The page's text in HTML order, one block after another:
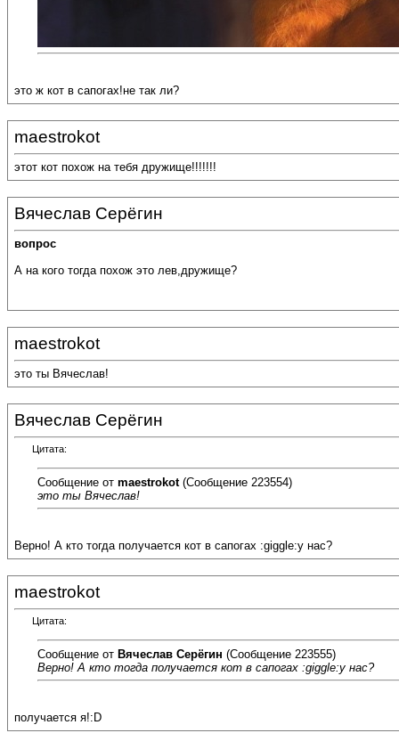
это ж кот в сапогах!не так ли?
maestrokot
этот кот похож на тебя дружище!!!!!!!
Вячеслав Серёгин
вопрос
А на кого тогда похож это лев,дружище?
maestrokot
это ты Вячеслав!
Вячеслав Серёгин
Цитата:
Сообщение от maestrokot(Сообщение 223554)
это ты Вячеслав!
Верно! А кто тогда получается кот в сапогах :giggle:у нас?
maestrokot
Цитата:
Сообщение от Вячеслав Серёгин (Сообщение 223555)
Верно! А кто тогда получается кот в сапогах :giggle:у нас?
получается я!:D